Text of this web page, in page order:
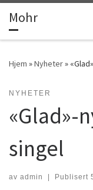
Skip to content
Mohr
Hjem »Nyheter»
NYHETER
«Glad»-
singel
av admin | Publisert